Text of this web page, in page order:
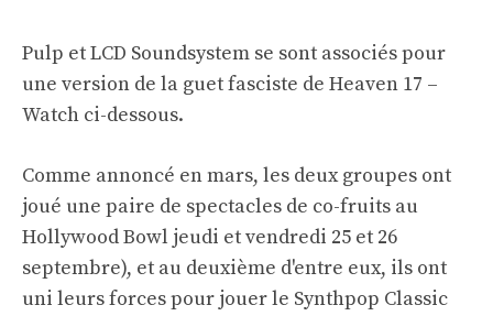
Pulp et LCD Soundsystem se sont associés pour
une version de la guet fasciste de Heaven 17 –
Watch ci-dessous.
Comme annoncé en mars, les deux groupes ont
joué une paire de spectacles de co-fruits au
Hollywood Bowl jeudi et vendredi 25 et 26
septembre), et au deuxième d'entre eux, ils ont
uni leurs forces pour jouer le Synthpop Classic